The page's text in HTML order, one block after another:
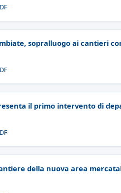
sopralluogo ai cantieri
il primo intervento di
della nuova area